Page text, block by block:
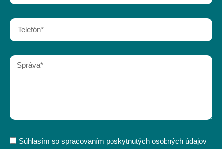
Súhlasím so spracovaním poskytnutých osobných údajov